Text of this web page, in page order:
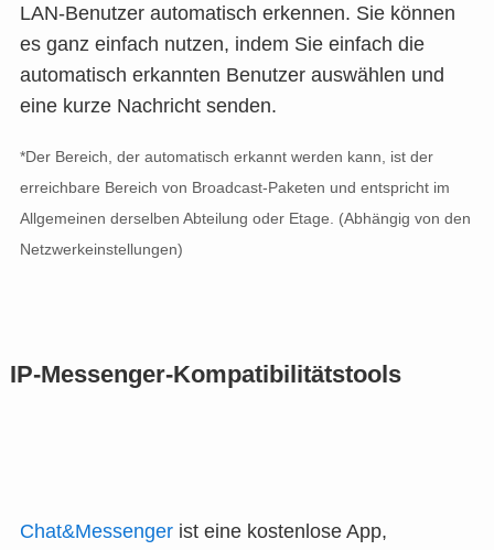
LAN-Benutzer automatisch erkennen. Sie können
es ganz einfach nutzen, indem Sie einfach die
automatisch erkannten Benutzer auswählen und
eine kurze Nachricht senden.
*Der Bereich, der automatisch erkannt werden kann, ist der
erreichbare Bereich von Broadcast-Paketen und entspricht im
Allgemeinen derselben Abteilung oder Etage. (Abhängig von den
Netzwerkeinstellungen)
IP-Messenger-Kompatibilitätstools
Chat&Messengerist eine kostenlose App,